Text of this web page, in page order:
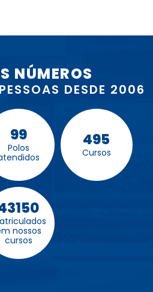
NÚMEROS
DESDE 2006
99
Polos
495
Cursos
nossos
cursos